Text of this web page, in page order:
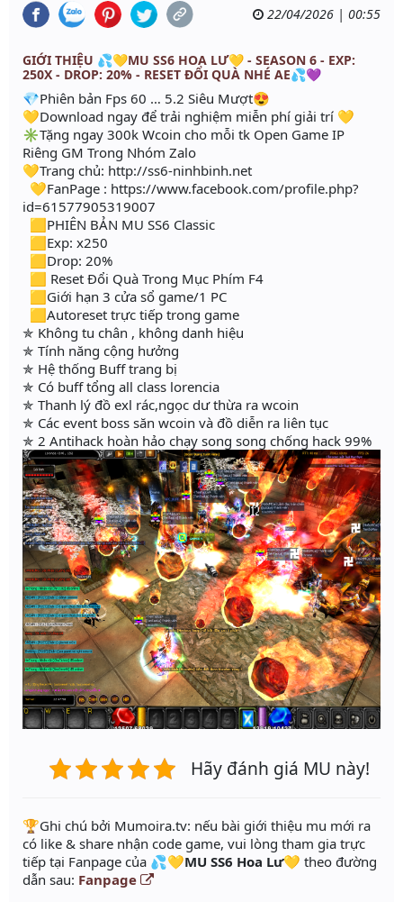
22/04/2026 | 00:55
GIỚI THIỆU 💦💛MU SS6 HOA LƯ💛 - SEASON 6 - EXP:
250X - DROP: 20% - RESET ĐỔI QUÀ NHÉ AE💦💜
💎Phiên bản Fps 60 … 5.2 Siêu Mượt😍
💛Download ngay để trải nghiệm miễn phí giải trí 💛
✳️Tặng ngay 300k Wcoin cho mỗi tk Open Game IP
Riêng GM Trong Nhóm Zalo
💛Trang chủ: http://ss6-ninhbinh.net
💛FanPage : https://www.facebook.com/profile.php?
id=61577905319007
🟨PHIÊN BẢN MU SS6 Classic
🟨Exp: x250
🟨Drop: 20%
🟨 Reset Đổi Quà Trong Mục Phím F4
🟨Giới hạn 3 cửa sổ game/1 PC
🟨Autoreset trực tiếp trong game
✯ Không tu chân , không danh hiệu
✯ Tính năng cộng hưởng
✯ Hệ thống Buff trang bị
✯ Có buff tổng all class lorencia
✯ Thanh lý đồ exl rác,ngọc dư thừa ra wcoin
✯ Các event boss săn wcoin và đồ diễn ra liên tục
✯ 2 Antihack hoàn hảo chạy song song chống hack 99%
Hãy đánh giá MU này!
️🏆Ghi chú bởi Mumoira.tv: nếu bài giới thiệu mu mới ra
có like & share nhận code game, vui lòng tham gia trực
tiếp tại Fanpage của 💦💛MU SS6 Hoa Lư💛 theo đường
dẫn sau: Fanpage